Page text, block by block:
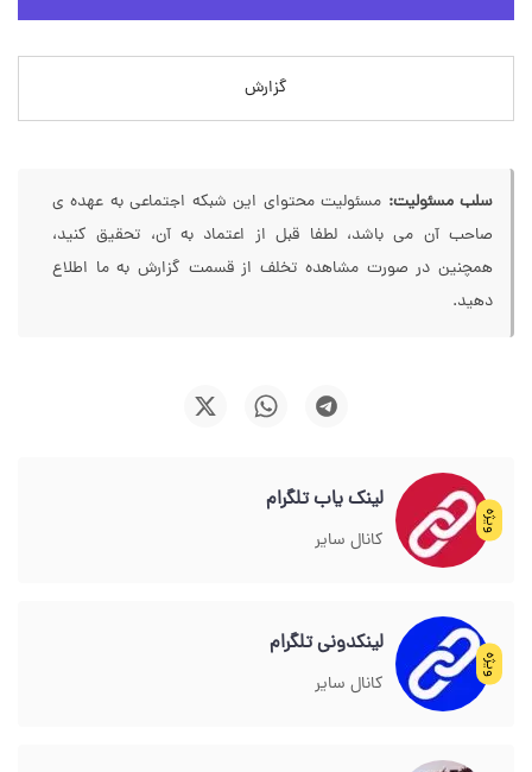
گزارش
سلب مسئولیت: مسئولیت محتوای این شبکه اجتماعی به عهده ی
صاحب آن می باشد، لطفا قبل از اعتماد به آن، تحقیق کنید،
همچنین در صورت مشاهده تخلف از قسمت گزارش به ما اطلاع
دهید.
ویژه
لینک یاب تلگرام
کانال سایر
ویژه
لینکدونی تلگرام
کانال سایر